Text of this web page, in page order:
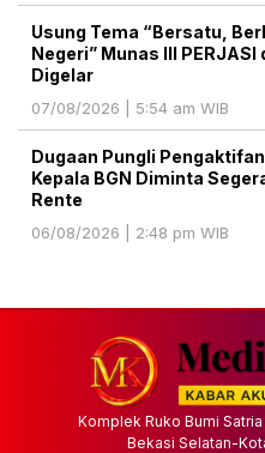
Usung Tema “Bersatu,
Negeri” Munas III
Digelar
07/08/2026 | 5:54 am WIB
Dugaan Pungli
Kepala BGN Diminta
Rente
06/08/2026 | 2:48 pm WIB
Komplek Ruko Bumi
Bekasi Selatan-